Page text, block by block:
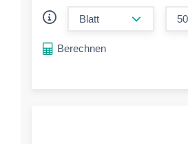
Berechnen